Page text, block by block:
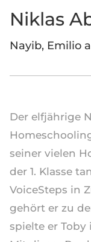
Niklas
Nayib, Emilio
Der elfjährige
seiner vielen
der 1. Klasse
VoiceSteps in
gehört er zu
spielte er